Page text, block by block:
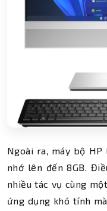
Ngoài ra, máy bộ
nhớ lên đến 8GB.
nhiều tác vụ cùng
ứng dụng khó tính